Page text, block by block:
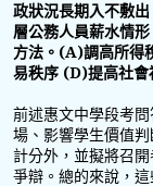
政狀況長期入不敷
層公務人員薪水情
方法。(A)調高所得
易秩序 (D)提高社會
前述惠文中學段考
場、影響學生價值
計分外，並擬將召
爭辯。總的來說，